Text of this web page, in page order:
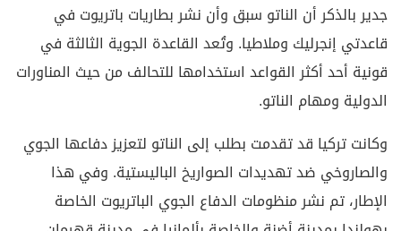
جدير بالذكر أن الناتو سبق وأن نشر بطاريات باتريوت في
قاعدتي إنجرليك وملاطيا. وتُعد القاعدة الجوية الثالثة في
قونية أحد أكثر القواعد استخدامها للتحالف من حيث المناورات
الدولية ومهام الناتو.
وكانت تركيا قد تقدمت بطلب إلى الناتو لتعزيز دفاعها الجوي
والصاروخي ضد تهديدات الصواريخ الباليستية. وفي هذا
الإطار، تم نشر منظومات الدفاع الجوي الباتريوت الخاصة